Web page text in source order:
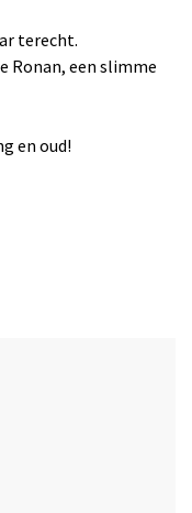
terecht.
Ronan, een slimme
en oud!